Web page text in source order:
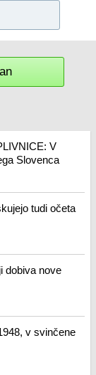
V
Slovenca
tudi očeta
dobiva nove
v svinčene